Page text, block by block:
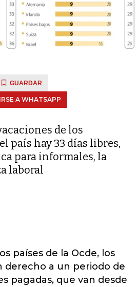
GUARDAR
A WHATSAPP
de los
país hay 33 días libres,
para informales, la
laboral
países de la Ocde, los
derecho a un periodo de
pagadas, que van desde